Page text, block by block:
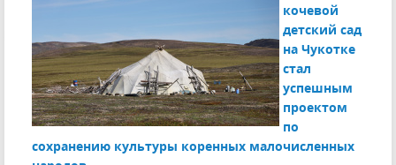
кочевой
детский сад
на Чукотке
стал
успешным
проектом
по
сохранению культуры коренных малочисленных